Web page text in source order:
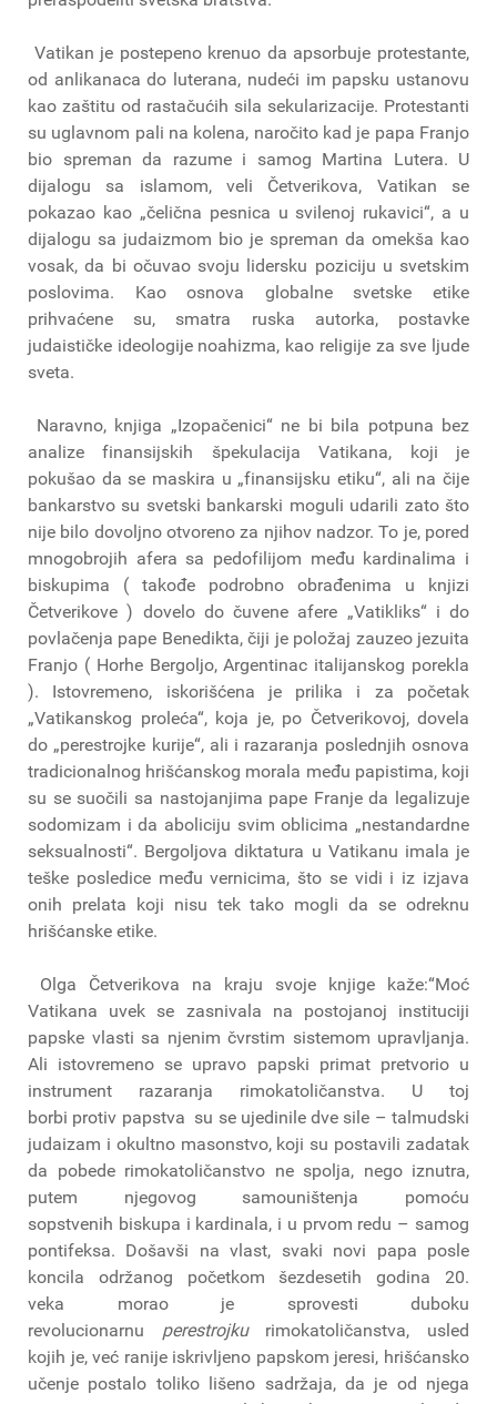
Vatikan je postepeno krenuo da apsorbuje protestante,
od anlikanaca do luterana, nudeći im papsku ustanovu
kao zaštitu od rastačućih sila sekularizacije. Protestanti
su uglavnom pali na kolena, naročito kad je papa Franjo
bio spreman da razume i samog Martina Lutera. U
dijalogu sa islamom, veli Četverikova, Vatikan se
pokazao kao „čelična pesnica u svilenoj rukavici“, a u
dijalogu sa judaizmom bio je spreman da omekša kao
vosak, da bi očuvao svoju lidersku poziciju u svetskim
poslovima. Kao osnova globalne svetske etike
prihvaćene su, smatra ruska autorka, postavke
judaističke ideologije noahizma, kao religije za sve ljude
sveta.
Naravno, knjiga „Izopačenici“ ne bi bila potpuna bez
analize finansijskih špekulacija Vatikana, koji je
pokušao da se maskira u „finansijsku etiku“, ali na čije
bankarstvo su svetski bankarski moguli udarili zato što
nije bilo dovoljno otvoreno za njihov nadzor. To je, pored
mnogobrojih afera sa pedofilijom među kardinalima i
biskupima ( takođe podrobno obrađenima u knjizi
Četverikove ) dovelo do čuvene afere „Vatikliks“ i do
povlačenja pape Benedikta, čiji je položaj zauzeo jezuita
Franjo ( Horhe Bergoljo, Argentinac italijanskog porekla
). Istovremeno, iskorišćena je prilika i za početak
„Vatikanskog proleća“, koja je, po Četverikovoj, dovela
do „perestrojke kurije“, ali i razaranja poslednjih osnova
tradicionalnog hrišćanskog morala među papistima, koji
su se suočili sa nastojanjima pape Franje da legalizuje
sodomizam i da aboliciju svim oblicima „nestandardne
seksualnosti“. Bergoljova diktatura u Vatikanu imala je
teške posledice među vernicima, što se vidi i iz izjava
onih prelata koji nisu tek tako mogli da se odreknu
hrišćanske etike.
Olga Četverikova na kraju svoje knjige kaže:“Moć
Vatikana uvek se zasnivala na postojanoj instituciji
papske vlasti sa njenim čvrstim sistemom upravljanja.
Ali istovremeno se upravo papski primat pretvorio u
instrument razaranja rimokatoličanstva. U toj
borbi protiv papstva su se ujedinile dve sile – talmudski
judaizam i okultno masonstvo, koji su postavili zadatak
da pobede rimokatoličanstvo ne spolja, nego iznutra,
putem njegovog samouništenja pomoću
sopstvenih biskupa i kardinala, i u prvom redu – samog
pontifeksa. Došavši na vlast, svaki novi papa posle
koncila održanog početkom šezdesetih godina 20.
veka morao je sprovesti duboku
revolucionarnu perestrojkurimokatoličanstva, usled
kojih je, već ranije iskrivljeno papskom jeresi, hrišćansko
učenje postalo toliko lišeno sadržaja, da je od njega